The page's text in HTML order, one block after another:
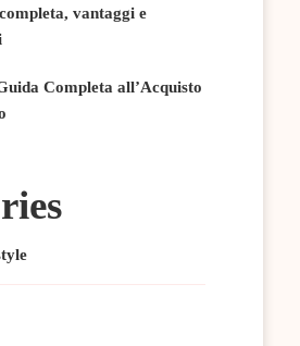
vantaggi e
Completa all’Acquisto